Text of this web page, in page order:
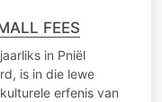
FEES
in Pniël
is in die lewe
erfenis van